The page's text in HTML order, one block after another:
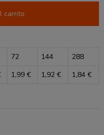
carrito
72 144
288
1,99 € 1,92 € 1,84 €